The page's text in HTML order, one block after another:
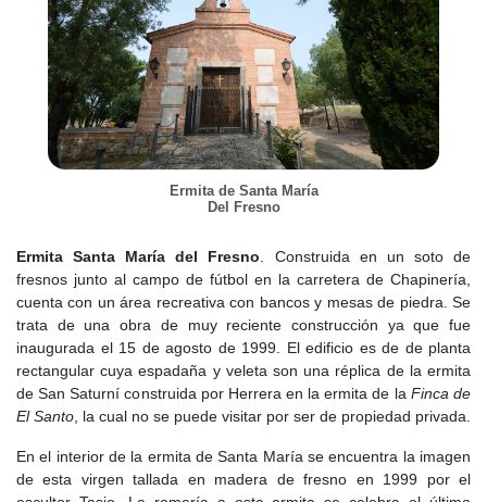
casas de piedra sustituyeron a las primitivas chozas de madera, y
la ganadería seguía siendo el eje central de la economía. Sin
embargo, la aldea seguía bajo la autoridad del concejo de
Segovia, lo que significaba que los tributos y las decisiones
importantes se tomaban lejos de sus tierras.
A lo largo delsiglo XVI, Aldea del Fresno fue una de las muchas
aldeas bajo el control de Segovia. En 1530, se registraron 49
vecinos, un número que crecería hasta 1591, cuando se
contabilizaron 73 pecheros, 3 hidalgos y 1 clérigo. Pero los
necesitado de dinero para sus guerras,vendió la aldea a Doña
Catalina de Mendoza. Sin embargo, la noble no pudo completar
los pagos y el pueblo salió a subasta. En 1642,Antonio González
se convirtió en elnuevo señor de Aldea del Fresno, marcando el
inicio de una nueva etapa bajo el dominio de una familia noble.
El siglo XVII, no fue amable con Aldea del Fresno. En 1637, el
Censo de Donativosmostró que la población se había reducido a
Portugal hicieron que muchas aldeas quedaran despobladas o
redujeran su actividad. La vida en la villa se volvió más dura. La
Ermita de Santa María
Del Fresno
Ermita Santa María del Fresno . Construida en un soto de
fresnos junto al campo de fútbol en la carretera de Chapinería,
cuenta con un área recreativa con bancos y mesas de piedra. Se
trata de una obra de muy reciente construcción ya que fue
inaugurada el 15 de agosto de 1999. El edificio es de de planta
rectangular cuya espadaña y veleta son una réplica de la ermita
de San Saturní construida por Herrera en la ermita de la Finca de
El Santo , la cual no se puede visitar por ser de propiedad privada.
En el interior de la ermita de Santa María se encuentra la imagen
de esta virgen tallada en madera de fresno en 1999 por el